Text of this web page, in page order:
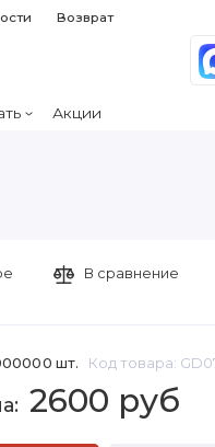
Возврат
Акции
шт. Код товара:
2600 руб
В сравнение